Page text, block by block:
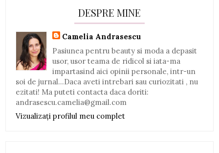
DESPRE MINE
Camelia Andrasescu
Pasiunea pentru beauty si moda a depasit
usor, usor teama de ridicol si iata-ma
impartasind aici opinii personale, intr-un
soi de jurnal...Daca aveti intrebari sau curiozitati , nu
ezitati! Ma puteti contacta daca doriti:
andrasescu.camelia@gmail.com
Vizualizați profilul meu complet